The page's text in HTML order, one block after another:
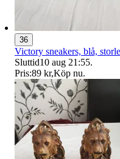
36
Victory sneakers, blå,
Sluttid10 aug 21:55.
Pris:89 kr,Köp nu.